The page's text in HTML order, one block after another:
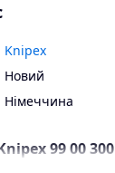
Knipex
Новий
Німеччина
99 00 300